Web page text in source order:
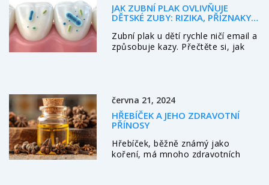
JAK ZUBNÍ PLAK OVLIVŇUJE
DĚTSKÉ ZUBY: RIZIKA, PŘÍZNAKY A
Zubní plak u dětí rychle ničí email a
způsobuje kazy. Přečtěte si, jak
června 21, 2024
HŘEBÍČEK A JEHO ZDRAVOTNÍ
PŘÍNOSY
Hřebíček, běžně známý jako
koření, má mnoho zdravotních